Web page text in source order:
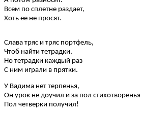
Всем по сплетне раздает,
Хоть ее не просят.
Слава тряс и тряс портфель,
Чтоб найти тетрадки,
Но тетрадки каждый раз
С ним играли в прятки.
У Вадима нет терпенья,
Он урок не доучил и за пол стихотворенья
Пол четверки получил!